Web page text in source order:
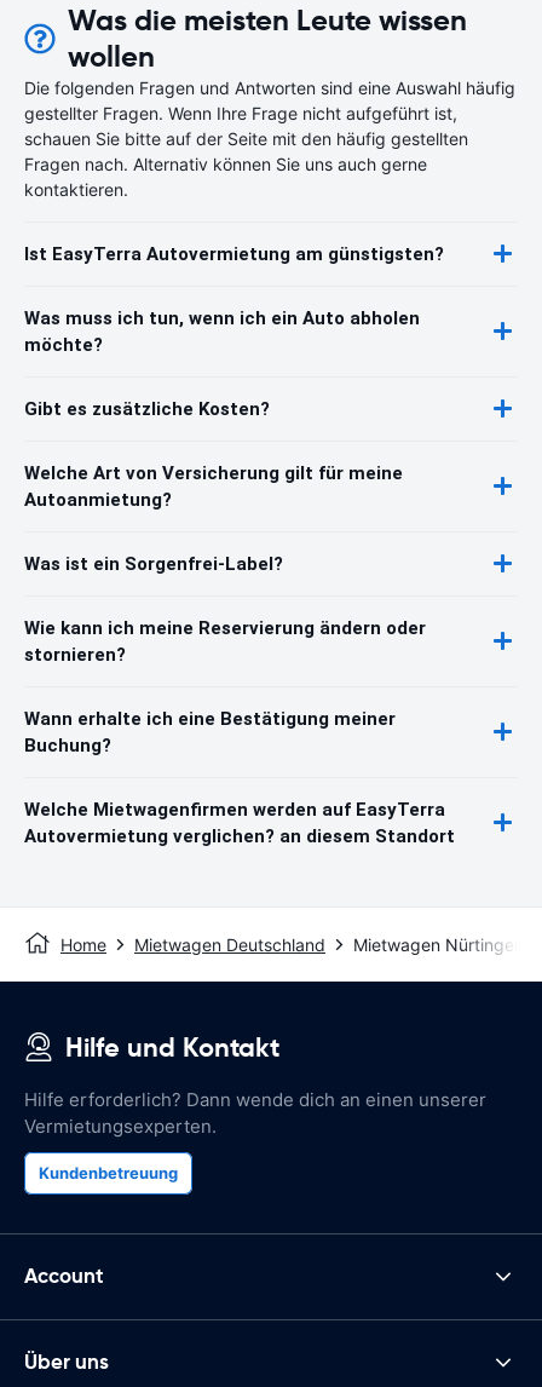
Was die meisten Leute wissen
wollen
Die folgenden Fragen und Antworten sind eine Auswahl häufig
gestellter Fragen. Wenn Ihre Frage nicht aufgeführt ist,
schauen Sie bitte auf der Seite mit den häufig gestellten
Fragen nach. Alternativ können Sie uns auch gerne
kontaktieren.
Ist EasyTerra Autovermietung am günstigsten?
Was muss ich tun, wenn ich ein Auto abholen
möchte?
Gibt es zusätzliche Kosten?
Welche Art von Versicherung gilt für meine
Autoanmietung?
Was ist ein Sorgenfrei-Label?
Wie kann ich meine Reservierung ändern oder
stornieren?
Wann erhalte ich eine Bestätigung meiner
Buchung?
Welche Mietwagenfirmen werden auf EasyTerra
Autovermietung verglichen? an diesem Standort
Home Mietwagen Deutschland Mietwagen Nürtingen
Hilfe und Kontakt
Hilfe erforderlich? Dann wende dich an einen unserer
Vermietungsexperten.
Kundenbetreuung
Account
Über uns